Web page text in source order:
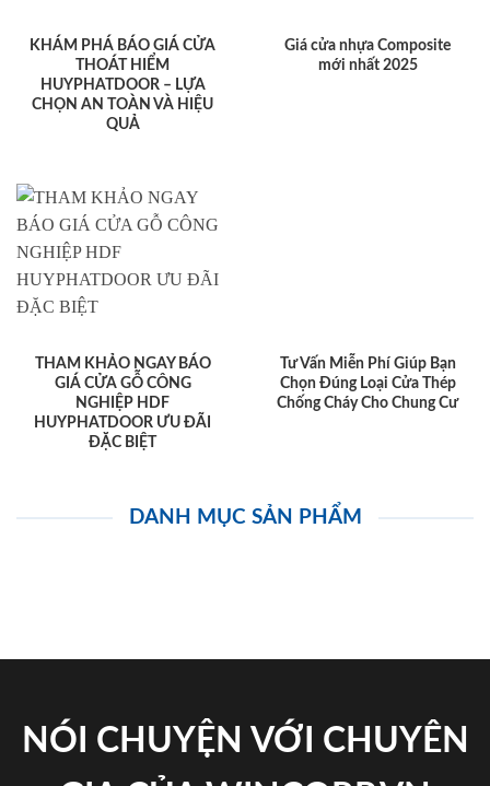
KHÁM PHÁ BÁO GIÁ CỬA
THOÁT HIỂM
HUYPHATDOOR – LỰA
CHỌN AN TOÀN VÀ HIỆU
QUẢ
Giá cửa nhựa Composite
mới nhất 2025
THAM KHẢO NGAY BÁO
GIÁ CỬA GỖ CÔNG
NGHIỆP HDF
HUYPHATDOOR ƯU ĐÃI
ĐẶC BIỆT
Tư Vấn Miễn Phí Giúp Bạn
Chọn Đúng Loại Cửa Thép
Chống Cháy Cho Chung Cư
DANH MỤC SẢN PHẨM
NÓI CHUYỆN VỚI CHUYÊN